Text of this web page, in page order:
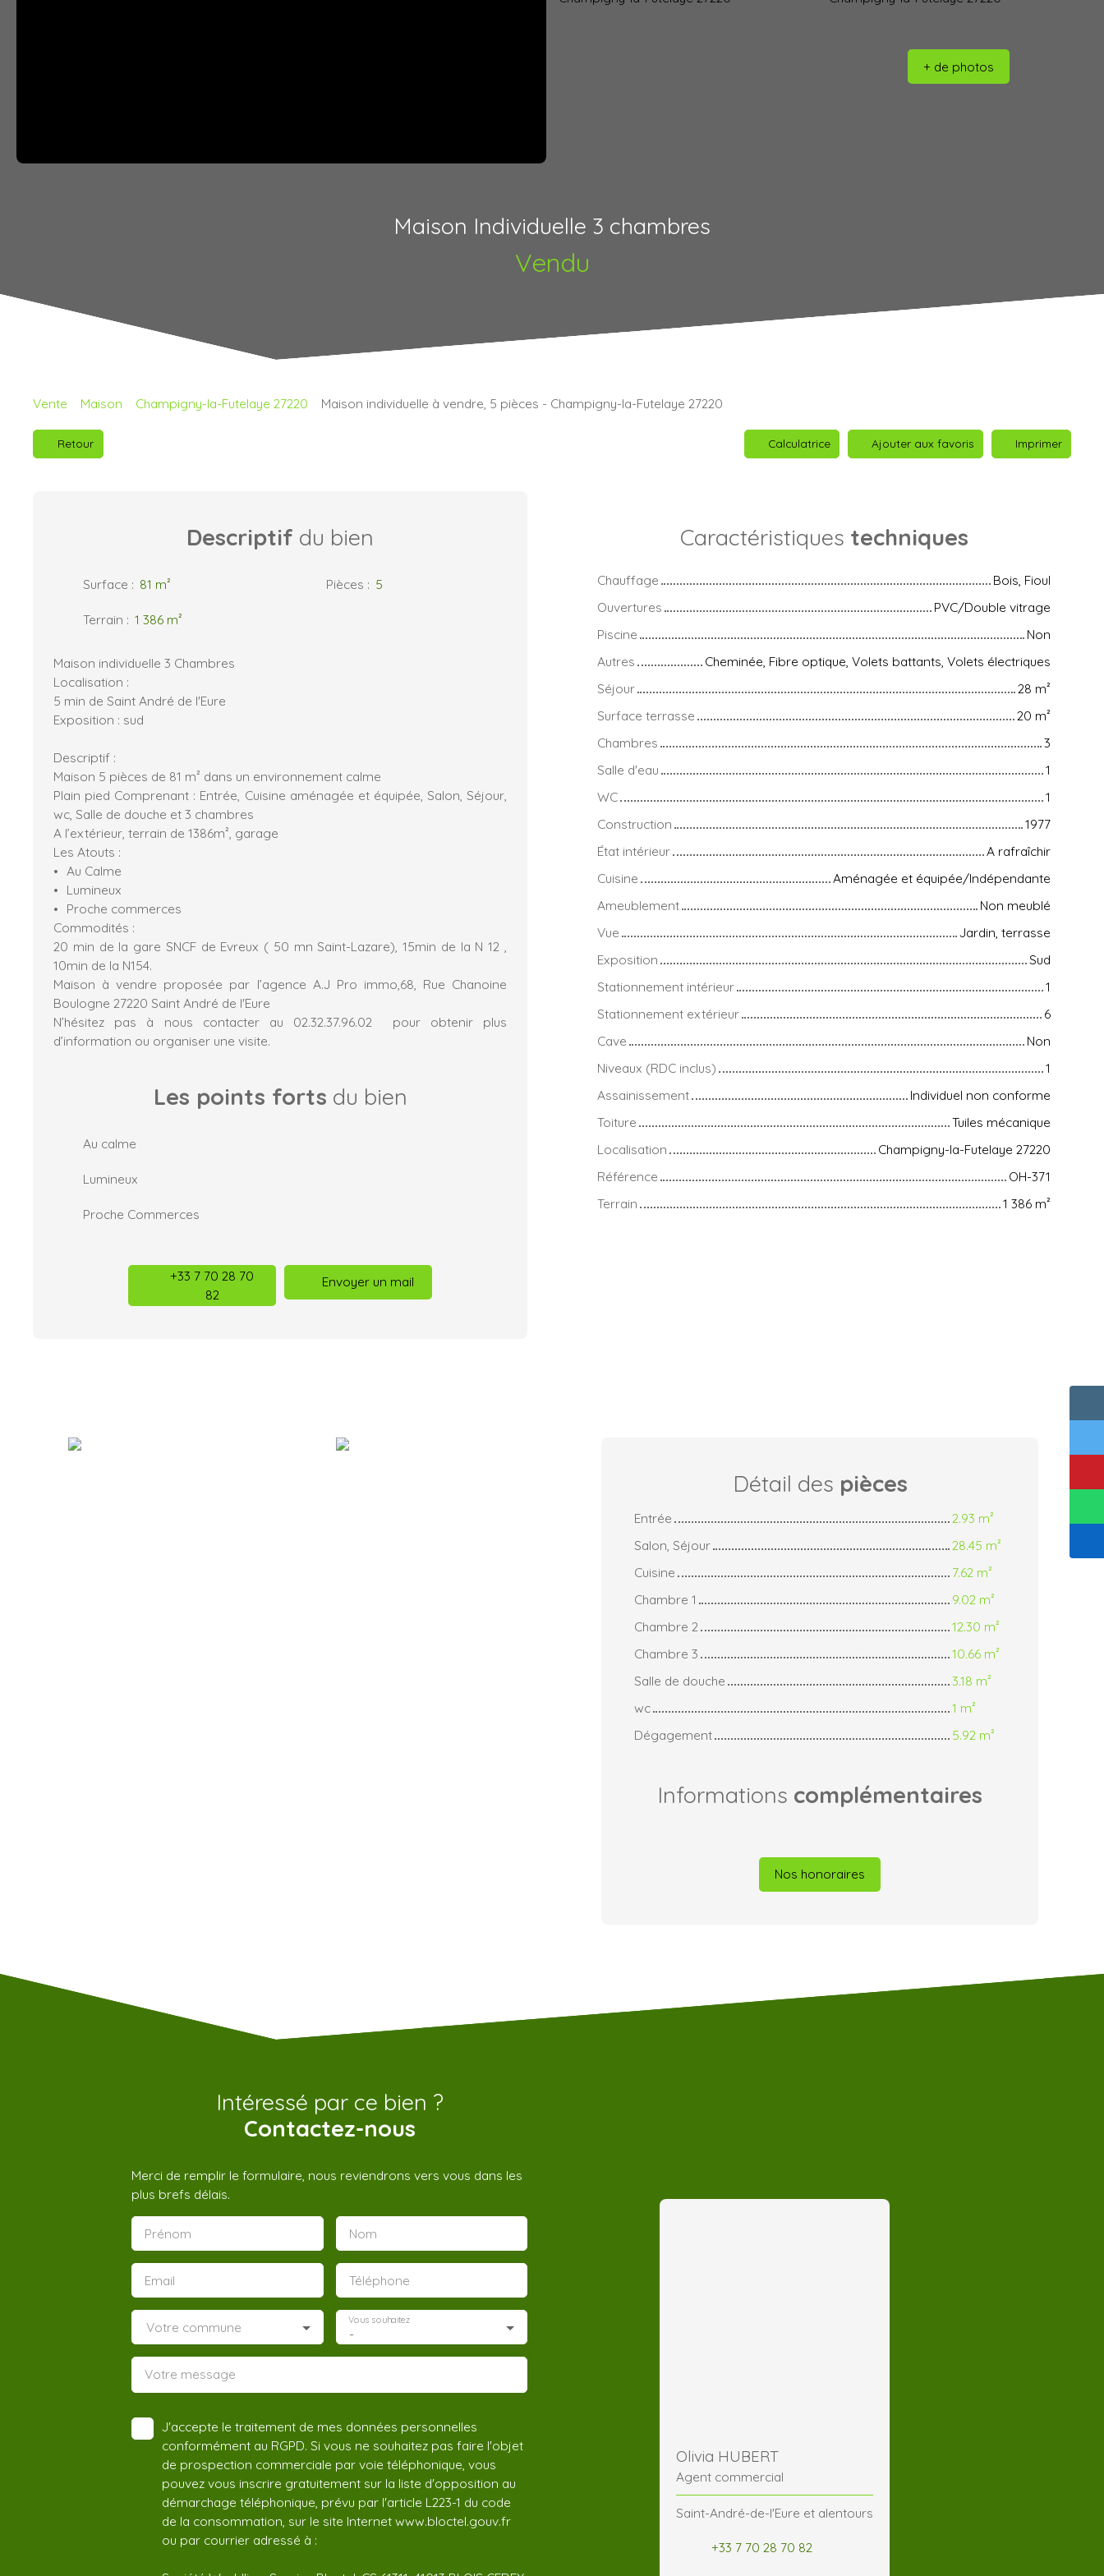
+ de photos
Maison Individuelle 3 chambres
Vendu
Vente Maison Champigny-la-Futelaye 27220 Maison individuelle à vendre, 5 pièces - Champigny-la-Futelaye 27220
Retour Calculatrice Ajouter aux favoris Imprimer
Descriptif du bien
Surface : 81 m² Pièces : 5
Terrain : 1 386 m²
Maison individuelle 3 Chambres
Localisation :
5 min de Saint André de l'Eure
Exposition : sud
Descriptif :
Maison 5 pièces de 81 m² dans un environnement calme
Plain pied Comprenant : Entrée, Cuisine aménagée et équipée, Salon, Séjour,
wc, Salle de douche et 3 chambres
A l’extérieur, terrain de 1386m², garage
Les Atouts :
Au Calme
Lumineux
Proche commerces
Commodités :
20 min de la gare SNCF de Evreux ( 50 mn Saint-Lazare), 15min de la N 12 ,
10min de la N154.
Maison à vendre proposée par l’agence A.J Pro immo,68, Rue Chanoine
Boulogne 27220 Saint André de l'Eure
N’hésitez pas à nous contacter au 02.32.37.96.02 pour obtenir plus
d’information ou organiser une visite.
Les points forts du bien
Au calme
Lumineux
Proche Commerces
+33 7 70 28 70
82
Envoyer un mail
Caractéristiques techniques
Chauffage
Bois, Fioul
Ouvertures
PVC/Double vitrage
Piscine
Non
Autres
Cheminée, Fibre optique, Volets battants, Volets électriques
Séjour
28 m²
Surface terrasse
20 m²
Chambres
3
Salle d'eau
1
WC
1
Construction
1977
État intérieur
A rafraîchir
Cuisine
Aménagée et équipée/Indépendante
Ameublement
Non meublé
Vue
Jardin, terrasse
Exposition
Sud
Stationnement intérieur
1
Stationnement extérieur
6
Cave
Non
Niveaux (RDC inclus)
1
Assainissement
Individuel non conforme
Toiture
Tuiles mécanique
Localisation
Champigny-la-Futelaye 27220
Référence
OH-371
Terrain
1 386 m²
Détail des pièces
Entrée
2.93 m²
Salon, Séjour
28.45 m²
Cuisine
7.62 m²
Chambre 1
9.02 m²
Chambre 2
12.30 m²
Chambre 3
10.66 m²
Salle de douche
3.18 m²
wc
1 m²
Dégagement
5.92 m²
Informations complémentaires
Nos honoraires
Intéressé par ce bien ?
Contactez-nous
Merci de remplir le formulaire, nous reviendrons vers vous dans les
plus brefs délais.
Prénom Nom
Email Téléphone
Votre commune -
Vous souhaitez
Votre message
J'accepte le traitement de mes données personnelles
conformément au RGPD. Si vous ne souhaitez pas faire l'objet
de prospection commerciale par voie téléphonique, vous
pouvez vous inscrire gratuitement sur la liste d'opposition au
démarchage téléphonique, prévu par l'article L223-1 du code
de la consommation, sur le site Internet www.bloctel.gouv.fr
ou par courrier adressé à :
Olivia HUBERT
Agent commercial
Saint-André-de-l'Eure et alentours
+33 7 70 28 70 82